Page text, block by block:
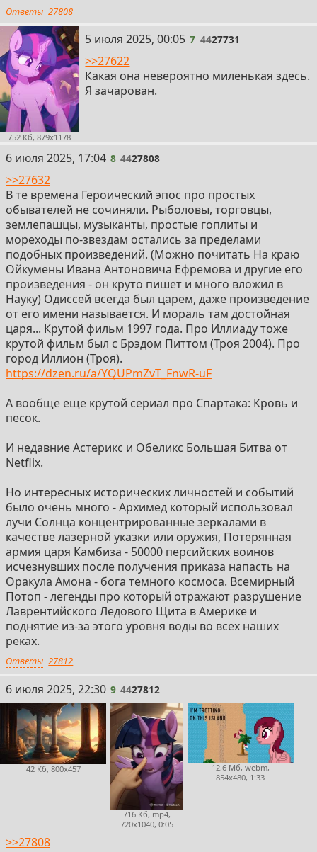
Ответы 27808
752 Кб, 879x1178
7
5 июля 2025, 00:05 7 4427731
>>27622
Какая она невероятно миленькая здесь.
Я зачарован.
8
6 июля 2025, 17:04 8 4427808
>>27632
В те времена Героический эпос про простых
обывателей не сочиняли. Рыболовы, торговцы,
землепашцы, музыканты, простые гоплиты и
мореходы по-звездам остались за пределами
подобных произведений. (Можно почитать На краю
Ойкумены Ивана Антоновича Ефремова и другие его
произведения - он круто пишет и много вложил в
Науку) Одиссей всегда был царем, даже произведение
от его имени называется. И мораль там достойная
царя... Крутой фильм 1997 года. Про Иллиаду тоже
крутой фильм был с Брэдом Питтом (Троя 2004). Про
город Иллион (Троя).
https://dzen.ru/a/YQUPmZvT_FnwR-uF
А вообще еще крутой сериал про Спартака: Кровь и
песок.
И недавние Астерикс и Обеликс Большая Битва от
Netflix.
Но интересных исторических личностей и событий
было очень много - Архимед который использовал
лучи Солнца концентрированные зеркалами в
качестве лазерной указки или оружия, Потерянная
армия царя Камбиза - 50000 персийских воинов
исчезнувших после получения приказа напасть на
Оракула Амона - бога темного космоса. Всемирный
Потоп - легенды про который отражают разрушение
Лаврентийского Ледового Щита в Америке и
поднятие из-за этого уровня воды во всех наших
реках.
Ответы 27812
9
6 июля 2025, 22:30 9 4427812
42 Кб, 800x457
716 Кб, mp4,
720x1040, 0:05
12,6 Мб, webm,
854x480, 1:33
>>27808